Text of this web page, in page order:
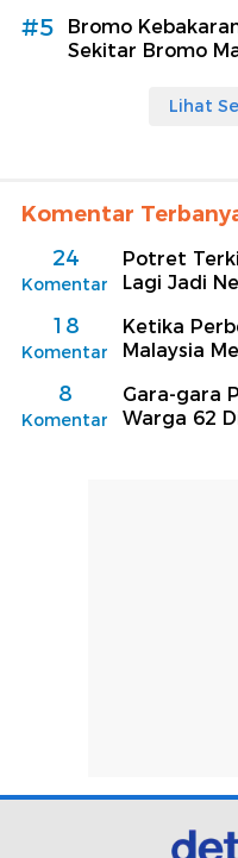
#5
Bromo
Sekitar Bromo
Lihat
Komentar
24
Komentar
Potret
Lagi Jadi
18
Komentar
Ketika
Malaysia
8
Komentar
Gara-gara
Warga 62